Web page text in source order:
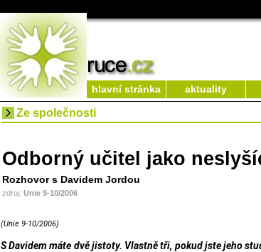
hlavní stránka aktuality
Ze společnosti
Odborný učitel jako
Rozhovor s Davidem Jordou
zdroj: Unie 9-10/2006
(Unie 9-10/2006)
S Davidem máte dvě jistoty. Vlastně tři, pokud jste jeho